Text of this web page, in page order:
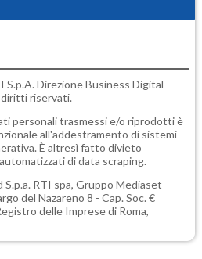
Direzione Business Digital -
riservati.
personali trasmessi e/o riprodotti è
all'addestramento di sistemi
È altresì fatto divieto
di data scraping.
S.p.a. RTI spa, Gruppo Mediaset -
del Nazareno 8 - Cap. Soc. €
delle Imprese di Roma,